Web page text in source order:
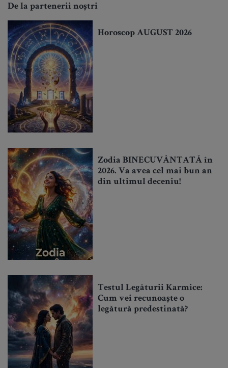
De la partenerii noștri
Horoscop AUGUST 2026
Zodia BINECUVÂNTATĂ în
2026. Va avea cel mai bun an
din ultimul deceniu!
Testul Legăturii Karmice:
Cum vei recunoaște o
legătură predestinată?